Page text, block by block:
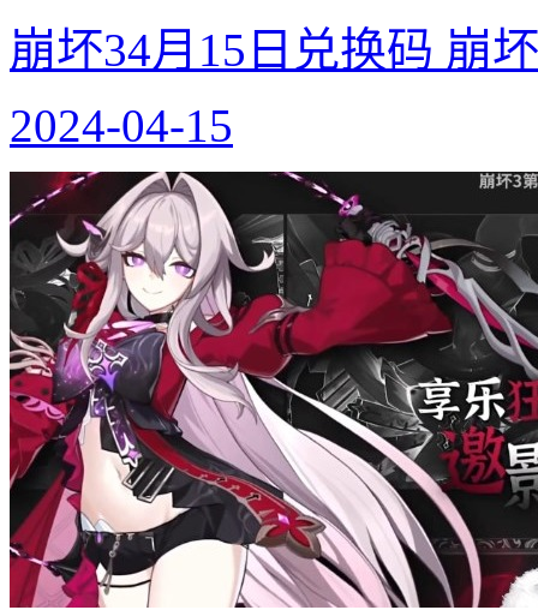
崩坏34月15日兑换码 崩
2024-04-15